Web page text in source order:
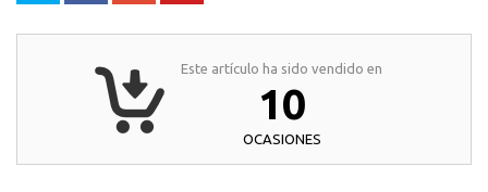
Este artículo ha sido vendido en
10
OCASIONES